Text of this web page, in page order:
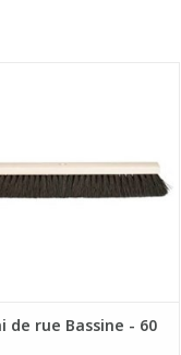
de rue Bassine - 60